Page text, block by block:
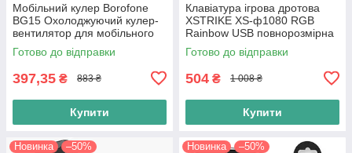
Мобільний кулер Borofone
BG15 Охолоджуючий кулер-
вентилятор для мобільного
телефону, чорний
Готово до відправки
397,35 ₴ 883 ₴
Купити
Клавіатура ігрова дротова
XSTRIKE XS-ф1080 RGB
Rainbow USB повнорозмірна
ігрова клавіатура (104
клавіші, мембранна, чорна)
Готово до відправки
504 ₴ 1 008 ₴
Купити
Новинка –50% Новинка –50%